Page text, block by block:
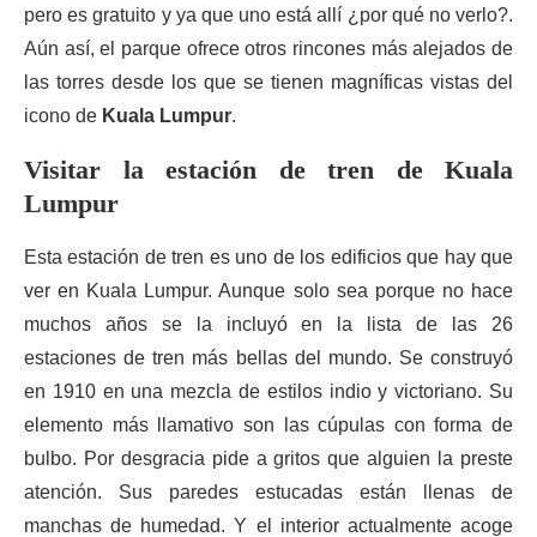
pero es gratuito y ya que uno está allí ¿por qué no verlo?.
Aún así, el parque ofrece otros rincones más alejados de
las torres desde los que se tienen magníficas vistas del
icono de Kuala Lumpur.
Visitar la estación de tren de Kuala
Lumpur
Esta estación de tren es uno de los edificios que hay que
ver en Kuala Lumpur. Aunque solo sea porque no hace
muchos años se la incluyó en la lista de las 26
estaciones de tren más bellas del mundo. Se construyó
en 1910 en una mezcla de estilos indio y victoriano. Su
elemento más llamativo son las cúpulas con forma de
bulbo. Por desgracia pide a gritos que alguien la preste
atención. Sus paredes estucadas están llenas de
manchas de humedad. Y el interior actualmente acoge